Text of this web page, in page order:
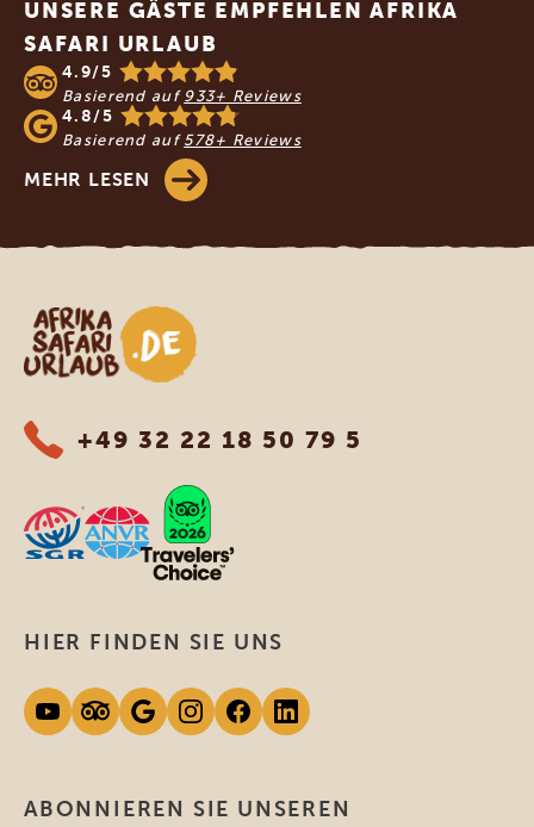
UNSERE GÄSTE EMPFEHLEN AFRIKA
SAFARI URLAUB
4.9/5
Basierend auf 933+ Reviews
4.8/5
Basierend auf 578+ Reviews
MEHR LESEN
Afrika Safari Urlaub
+49 32 22 18 50 79 5
ABONNIEREN SIE UNSEREN
HIER FINDEN SIE UNS